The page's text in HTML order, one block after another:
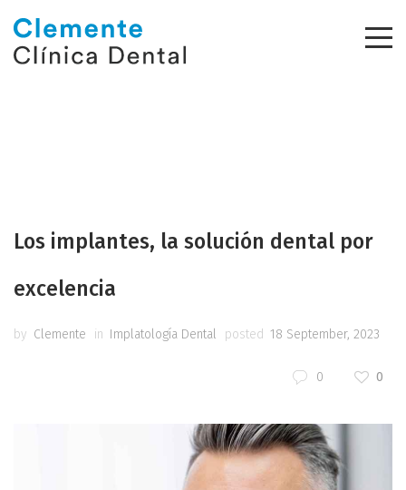
Los implantes, la solución dental por
excelencia
by Clemente in Implatología Dental posted 18 September, 2023
0 0